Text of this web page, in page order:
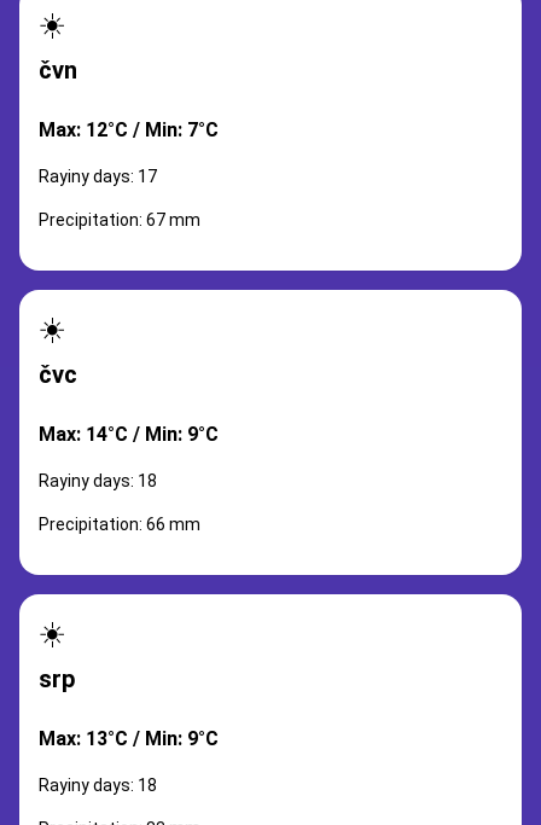
☀️
čvn
Max: 12°C / Min: 7°C
Rayiny days: 17
Precipitation: 67 mm
☀️
čvc
Max: 14°C / Min: 9°C
Rayiny days: 18
Precipitation: 66 mm
☀️
srp
Max: 13°C / Min: 9°C
Rayiny days: 18